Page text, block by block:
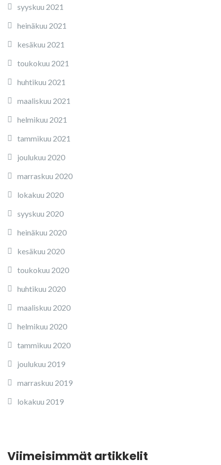
syyskuu 2021
heinäkuu 2021
kesäkuu 2021
toukokuu 2021
huhtikuu 2021
maaliskuu 2021
helmikuu 2021
tammikuu 2021
joulukuu 2020
marraskuu 2020
lokakuu 2020
syyskuu 2020
heinäkuu 2020
kesäkuu 2020
toukokuu 2020
huhtikuu 2020
maaliskuu 2020
helmikuu 2020
tammikuu 2020
joulukuu 2019
marraskuu 2019
lokakuu 2019
Viimeisimmät artikkelit